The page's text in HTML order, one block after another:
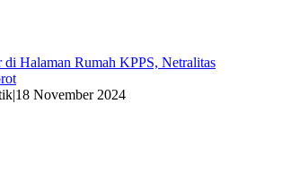
Halaman Rumah KPPS, Netralitas
|18 November 2024